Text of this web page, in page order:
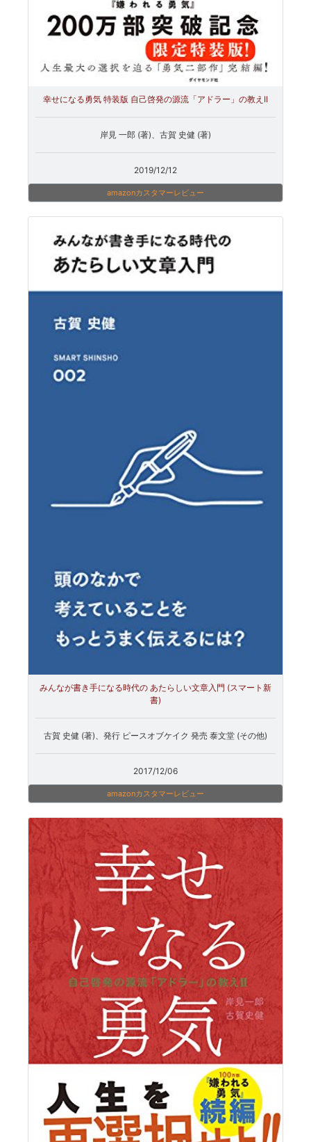
幸せになる勇気 特装版 自己啓発の源流「アドラー」の教えII
岸見 一郎 (著)、古賀 史健 (著)
2019/12/12
amazonカスタマーレビュー
みんなが書き手になる時代の あたらしい文章入門 (スマート新
書)
古賀 史健 (著)、発行 ピースオブケイク 発売 泰文堂 (その他)
2017/12/06
amazonカスタマーレビュー